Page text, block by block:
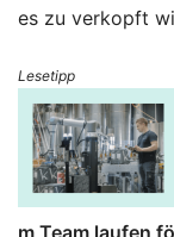
es zu verkopft
Lesetipp